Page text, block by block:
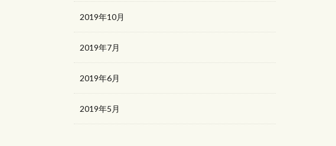
2019年10月
2019年7月
2019年6月
2019年5月